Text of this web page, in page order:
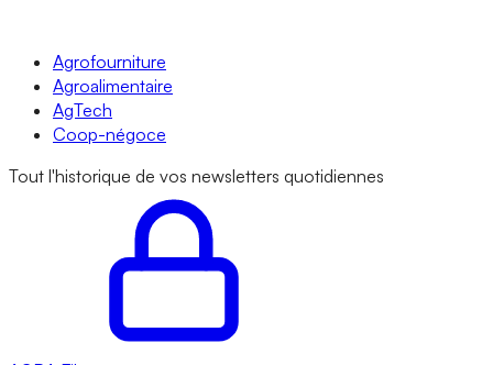
Agrofourniture
Agroalimentaire
AgTech
Coop-négoce
Tout l'historique de vos newsletters quotidiennes